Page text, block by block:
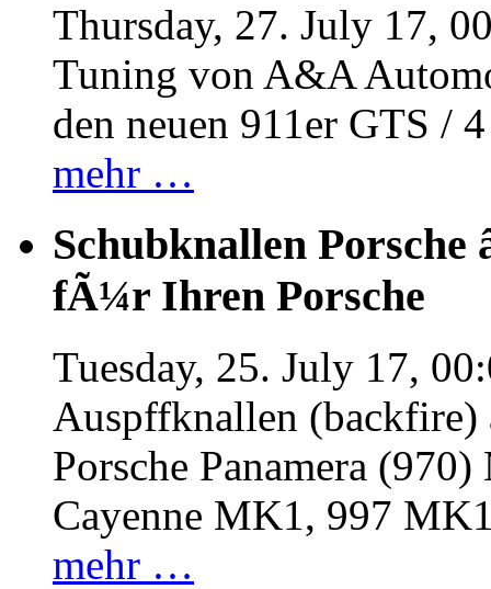
Thursday, 27. July 17,
Tuning von A&A
den neuen 911er GTS /
mehr …
Schubknallen Porsche
fÃ¼r Ihren Porsche
Tuesday, 25. July 17,
Auspffknallen
Porsche Panamera
Cayenne MK1, 997
mehr …